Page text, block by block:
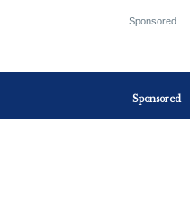
Sponsored
Sponsored